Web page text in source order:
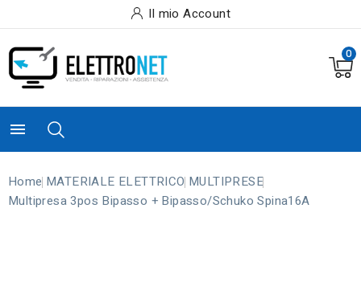
Il mio Account
0

Home MATERIALE ELETTRICO MULTIPRESE
Multipresa 3pos Bipasso + Bipasso/schuko Spina16A